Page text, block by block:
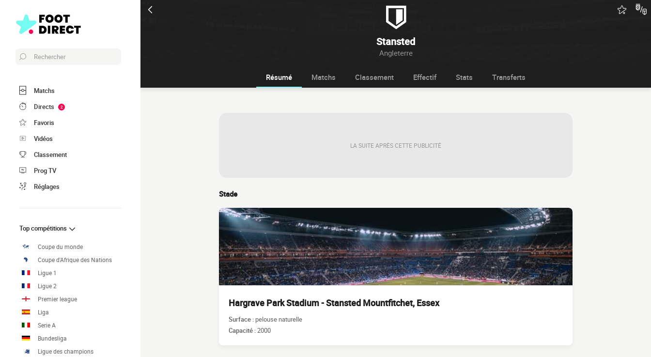
Stansted
Angleterre
Rechercher
Matchs
Directs
2
Favoris
Vidéos
Classement
Prog TV
Réglages
Top compétitions
Coupe du monde
Coupe d'Afrique des Nations
Ligue 1
Ligue 2
Premier league
Liga
Serie A
Bundesliga
Ligue des champions
Résumé Matchs Classement Effectif Stats Transferts
LA SUITE APRÈS CETTE PUBLICITÉ
Stade
Hargrave Park Stadium - Stansted Mountfitchet, Essex
Surface : pelouse naturelle
Capacité :2000